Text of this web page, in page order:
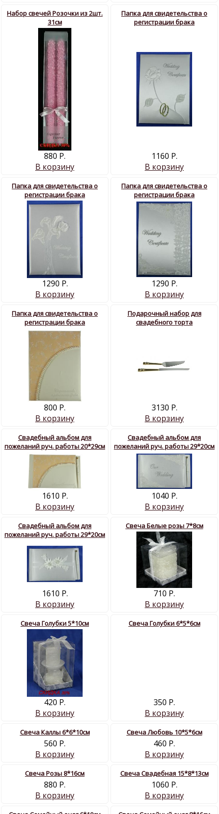
Набор свечей Розочки из 2шт.
31см
880 Р.
В корзину
Папка для свидетельства о
регистрации брака
1160 Р.
В корзину
Папка для свидетельства о
регистрации брака
1290 Р.
В корзину
Папка для свидетельства о
регистрации брака
1290 Р.
В корзину
Папка для свидетельства о
регистрации брака
800 Р.
В корзину
Подарочный набор для
свадебного торта
3130 Р.
В корзину
Свадебный альбом для
пожеланий руч. работы 20*29см
1610 Р.
В корзину
Свадебный альбом для
пожеланий руч. работы 29*20см
1040 Р.
В корзину
Свадебный альбом для
пожеланий руч. работы 29*20см
1610 Р.
В корзину
Свеча Белые розы 7*8см
710 Р.
В корзину
Свеча Голубки 5*10см
420 Р.
В корзину
Свеча Голубки 6*5*6см
350 Р.
В корзину
Свеча Каллы 6*6*10см
560 Р.
В корзину
Свеча Любовь 10*5*6см
460 Р.
В корзину
Свеча Розы 8*16см
880 Р.
В корзину
Свеча Свадебная 15*8*13см
1060 Р.
В корзину